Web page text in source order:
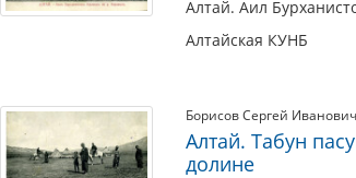
Алтай. Аил
Алтайская КУНБ
Борисов Сергей Иванович
Алтай. Табун
долине